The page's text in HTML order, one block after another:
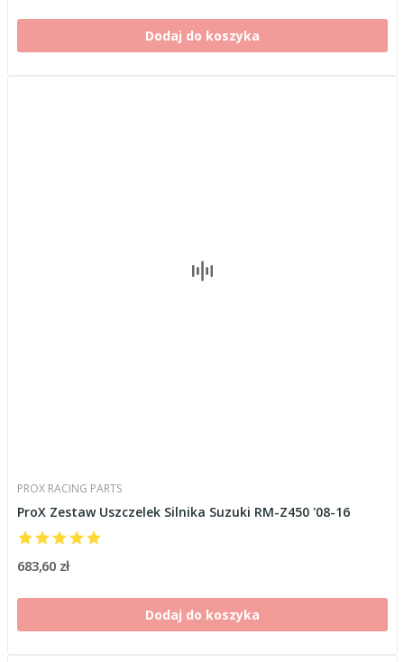
Dodaj do koszyka
PROX RACING PARTS
ProX Zestaw Uszczelek Silnika Suzuki RM-Z450 '08-16
683,60 zł
Dodaj do koszyka